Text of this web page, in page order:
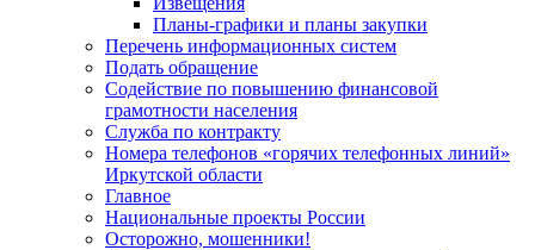
Планы-графики и планы закупки
Перечень информационных систем
Подать обращение
Содействие по повышению финансовой
грамотности населения
Служба по контракту
Номера телефонов «горячих телефонных линий»
Иркутской области
Главное
Национальные проекты России
Осторожно, мошенники!